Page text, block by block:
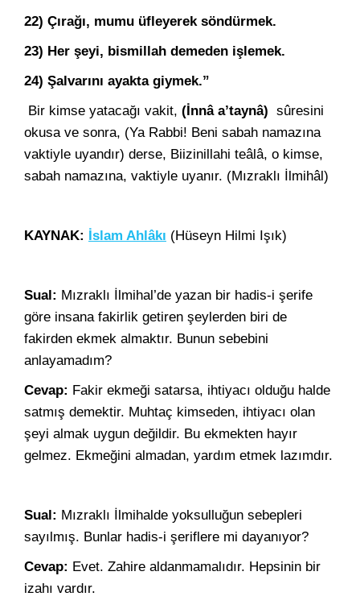
22) Çırağı, mumu üfleyerek söndürmek.
23) Her şeyi, bismillah demeden işlemek.
24) Şalvarını ayakta giymek.”
Bir kimse yatacağı vakit, (İnnâ a’taynâ) sûresini
okusa ve sonra, (Ya Rabbi! Beni sabah namazına
vaktiyle uyandır) derse, Biizinillahi teâlâ, o kimse,
sabah namazına, vaktiyle uyanır. (Mızraklı İlmihâl)
KAYNAK: İslam Ahlâkı (Hüseyn Hilmi Işık)
Sual: Mızraklı İlmihal’de yazan bir hadis-i şerife
göre insana fakirlik getiren şeylerden biri de
fakirden ekmek almaktır. Bunun sebebini
anlayamadım?
Cevap: Fakir ekmeği satarsa, ihtiyacı olduğu halde
satmış demektir. Muhtaç kimseden, ihtiyacı olan
şeyi almak uygun değildir. Bu ekmekten hayır
gelmez. Ekmeğini almadan, yardım etmek lazımdır.
Sual: Mızraklı İlmihalde yoksulluğun sebepleri
sayılmış. Bunlar hadis-i şeriflere mi dayanıyor?
Cevap: Evet. Zahire aldanmamalıdır. Hepsinin bir
izahı vardır.